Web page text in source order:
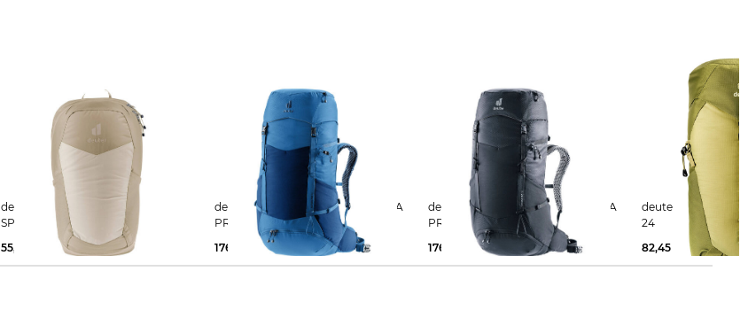
deuter | Herren Wanderrucksack
SPEED LITE 13
55,85 €
65,00 €
deuter | Wanderrucksack FUTURA
PRO 36
176,99 €
220,00 €
deuter | Wanderrucksack FUTURA
PRO 36
176,99 €
220,00 €
deuter | Wanderrucksack AC LITE
24
82,45 €
110,00 €